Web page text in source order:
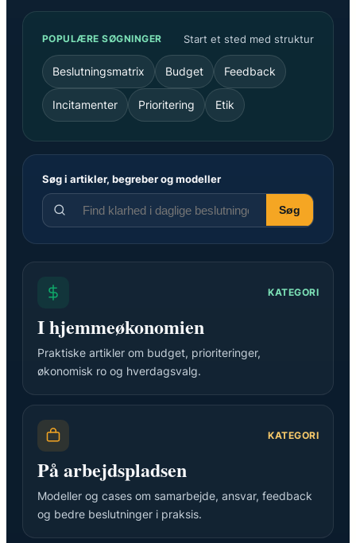
POPULÆRE SØGNINGER Start et sted med struktur
Beslutningsmatrix Budget Feedback
Incitamenter Prioritering Etik
Søg i artikler, begreber og modeller
Søg
KATEGORI
I hjemmeøkonomien
Praktiske artikler om budget, prioriteringer,
økonomisk ro og hverdagsvalg.
KATEGORI
På arbejdspladsen
Modeller og cases om samarbejde, ansvar, feedback
og bedre beslutninger i praksis.